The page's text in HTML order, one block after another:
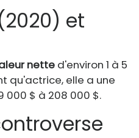
et
nette d'environ 1 à 5
qu'actrice, elle a une
000 $ à 208 000 $.